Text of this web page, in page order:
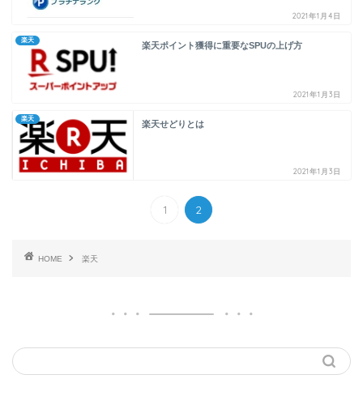
2021年1月4日
楽天
楽天ポイント獲得に重要なSPUの上げ方
2021年1月3日
楽天
楽天せどりとは
2021年1月3日
1 2
HOME 楽天